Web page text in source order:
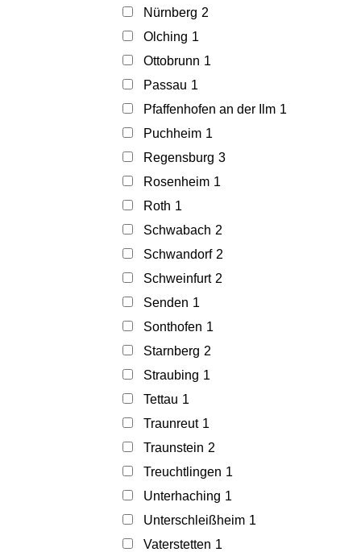
Nürnberg 2
Olching 1
Ottobrunn 1
Passau 1
Pfaffenhofen an der Ilm 1
Puchheim 1
Regensburg 3
Rosenheim 1
Roth 1
Schwabach 2
Schwandorf 2
Schweinfurt 2
Senden 1
Sonthofen 1
Starnberg 2
Straubing 1
Tettau 1
Traunreut 1
Traunstein 2
Treuchtlingen 1
Unterhaching 1
Unterschleißheim 1
Vaterstetten 1